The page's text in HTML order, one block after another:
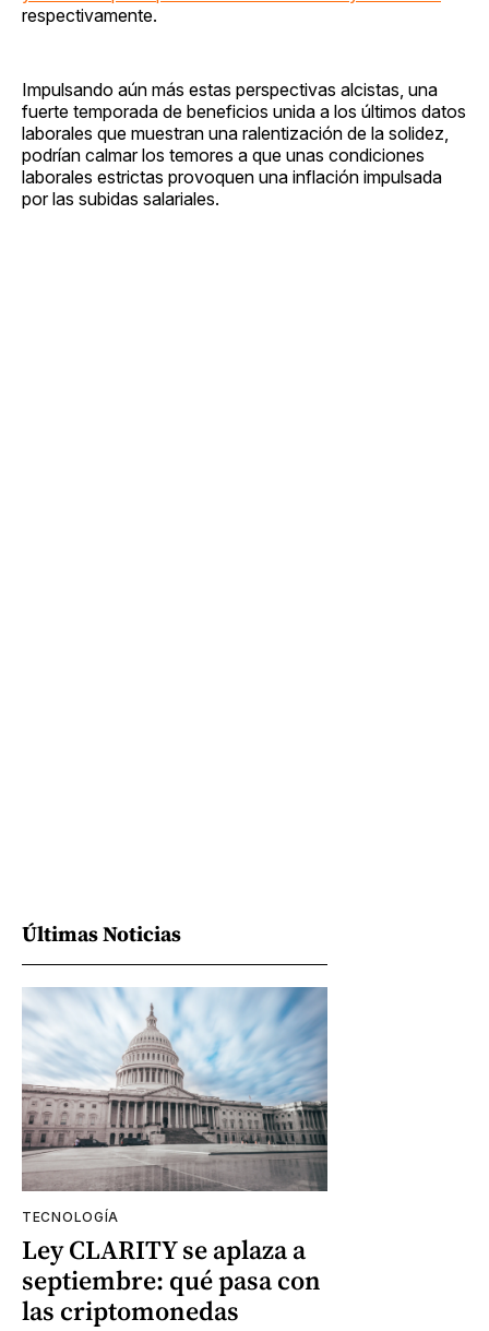
respectivamente.
Impulsando aún más estas perspectivas alcistas, una
fuerte temporada de beneficios unida a los últimos datos
laborales que muestran una ralentización de la solidez,
podrían calmar los temores a que unas condiciones
laborales estrictas provoquen una inflación impulsada
por las subidas salariales.
Últimas Noticias
TECNOLOGÍA
Ley CLARITY se aplaza a
septiembre: qué pasa con
las criptomonedas